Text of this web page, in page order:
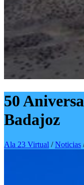
50
Badajoz
Ala 23 Virtual /Noticias